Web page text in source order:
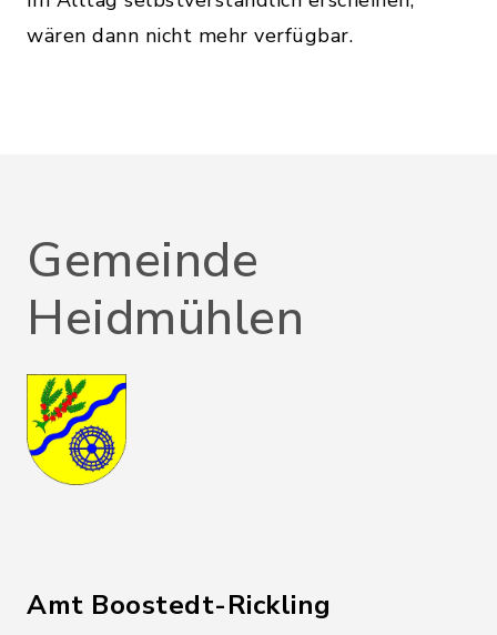
wären dann nicht mehr verfügbar.
Gemeinde
Heidmühlen
Amt Boostedt-Rickling